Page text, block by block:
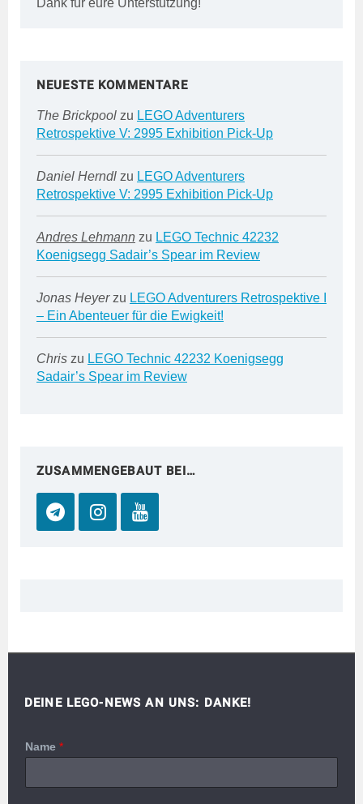
Dank für eure Unterstützung!
NEUESTE KOMMENTARE
The Brickpool zu LEGO Adventurers
Retrospektive V: 2995 Exhibition Pick-Up
Daniel Herndl zu LEGO Adventurers
Retrospektive V: 2995 Exhibition Pick-Up
Andres Lehmann zu LEGO Technic 42232
Koenigsegg Sadair’s Spear im Review
Jonas Heyerzu LEGO Adventurers Retrospektive I
– Ein Abenteuer für die Ewigkeit!
Chris zu LEGO Technic 42232 Koenigsegg
Sadair’s Spear im Review
ZUSAMMENGEBAUT BEI…
DEINE LEGO-NEWS AN UNS: DANKE!
Name *